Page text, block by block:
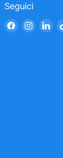
Seguici
TrovaciTrovaci